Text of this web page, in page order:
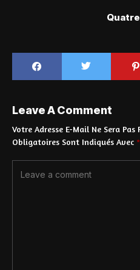
Leave A Comment
Votre Adresse E-Mail Ne Sera Pas
Obligatoires Sont Indiqués Avec *